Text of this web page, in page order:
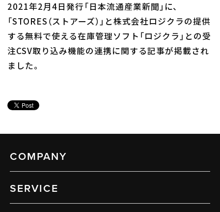
2021年2月4日発行「日本流通産業新聞」に、
「STORES（ストアーズ）」と株式会社ロジクラの提供
する無料で使える在庫管理ソフト「ロジクラ」との受
注CSV取り込み機能の連携に関する記事が掲載され
ました。
COMPANY
SERVICE